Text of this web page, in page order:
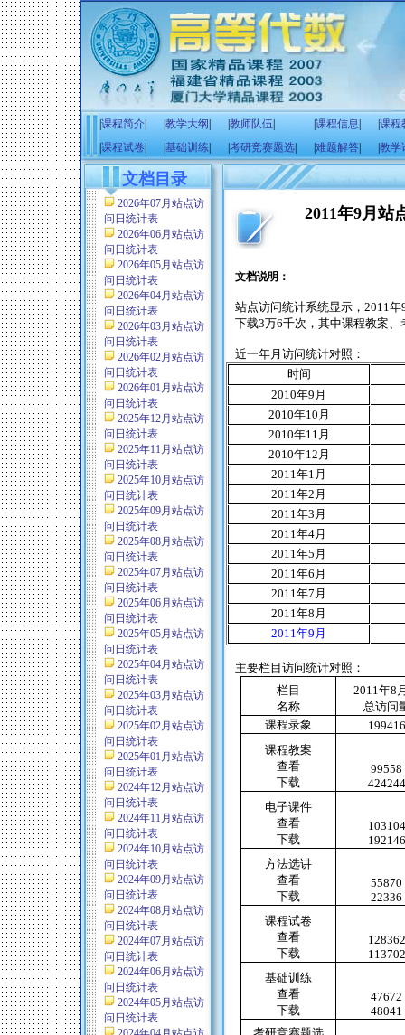
课程简介 教学大纲 教师队伍 课程信息
课程
课程试卷 基础训练 考研竞赛题选 难题解答 教学
文档目录
2026年07月站点访
问日统计表
2026年06月站点访
问日统计表
2026年05月站点访
问日统计表
2026年04月站点访
问日统计表
2026年03月站点访
问日统计表
2026年02月站点访
问日统计表
2026年01月站点访
问日统计表
2025年12月站点访
问日统计表
2025年11月站点访
问日统计表
2025年10月站点访
问日统计表
2025年09月站点访
问日统计表
2025年08月站点访
问日统计表
2025年07月站点访
问日统计表
2025年06月站点访
问日统计表
2025年05月站点访
问日统计表
2025年04月站点访
问日统计表
2025年03月站点访
问日统计表
2025年02月站点访
问日统计表
2025年01月站点访
问日统计表
2024年12月站点访
问日统计表
2024年11月站点访
问日统计表
2024年10月站点访
问日统计表
2024年09月站点访
问日统计表
2024年08月站点访
问日统计表
2024年07月站点访
问日统计表
2024年06月站点访
问日统计表
2024年05月站点访
问日统计表
2011年9月站
文档说明：
站点访问统计系统显示， 2011年
下载3万6千次，其中课程教案
近一年月访问统计对照：
时间
2010年9 月
2010年10 月
2010年11 月
2010年12 月
2011年1 月
2011年2 月
2011年3 月
2011年4月
2011年5 月
2011年6 月
2011年7 月
2011年8 月
2011年9 月
主要栏目访问统计对照：
栏目
名称
2011年8
总访问
课程录象
199416
课程教案
查看
下载
99558
424244
电子课件
查看
下载
103104
192146
方法选讲
查看
下载
55870
22336
课程试卷
查看
下载
128362
113702
基础训练
查看
下载
47672
48041